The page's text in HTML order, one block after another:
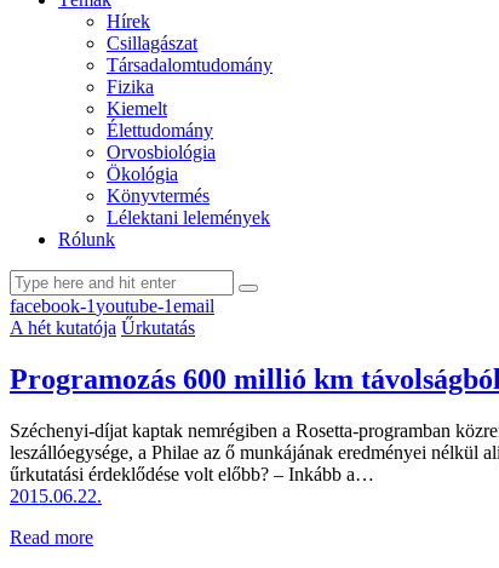
Hírek
Csillagászat
Társadalomtudomány
Fizika
Kiemelt
Élettudomány
Orvosbiológia
Ökológia
Könyvtermés
Lélektani lelemények
Rólunk
facebook-1youtube-1email
A hét kutatója Űrkutatás
Programozás 600 millió km
Széchenyi-díjat kaptak nemrégiben a Rosetta-programban
leszállóegysége, a Philae az ő munkájának eredményei nélkül
űrkutatási érdeklődése volt előbb? – Inkább a…
2015.06.22.
Read more